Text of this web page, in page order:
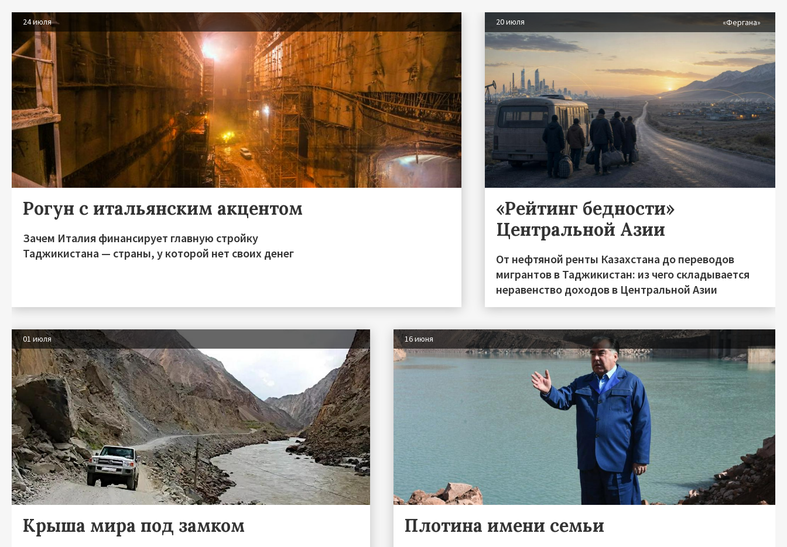
24 июля
Рогун с итальянским акцентом
Зачем Италия финансирует главную стройку
Таджикистана — страны, у которой нет своих денег
20 июля «Фергана»
«Рейтинг бедности»
Центральной Азии
От нефтяной ренты Казахстана до переводов
мигрантов в Таджикистан: из чего складывается
неравенство доходов в Центральной Азии
01 июля
Крыша мира под замком
16 июня
Плотина имени семьи